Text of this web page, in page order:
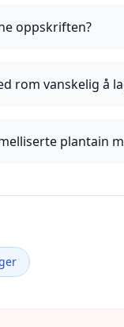
oppskriften?
rom vanskelig å
plantain